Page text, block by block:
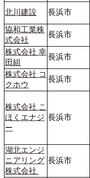
北川建設 長浜市
協和工業株
式会社
長浜市
株式会社 幸
田組
長浜市
株式会社 コ
クホウ
長浜市
株式会社 こ
ほくエナジ
ー
長浜市
湖北エンジ
ニアリング
株式会社
長浜市